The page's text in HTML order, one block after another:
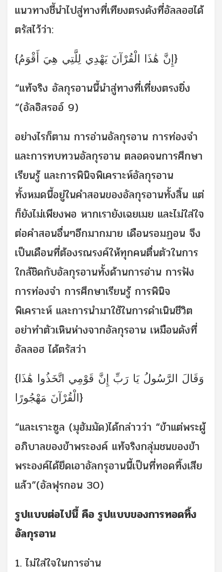
แนวทางชี้นำไปสู่ทางที่เทียงตรงดังที่อัลลอฮได้
ตรัสไว้ว่า:
{إِنَّ هَٰذَا الْقُرْآنَ يَهْدِي لِلَّتِي هِيَ أَقْوَمُ}
“แท้จริง อัลกุรอานนี้นำสู่ทางที่เที่ยงตรงยิ่ง
“(อัลอิสรออ์ 9)
อย่างไรก็ตาม การอ่านอัลกุรอาน การท่องจำ
และการทบทวนอัลกุรอาน ตลอดจนการศึกษา
เรียนรู้ และการพินิจพิเคราะห์อัลกุรอาน
ทั้งหมดนี้อยู่ในคำสอนของอัลกุรอานทั้งสิ้น แต่
ก็ยังไม่เพียงพอ หากเรายังเฉยเมย และไม่ใส่ใจ
ต่อคำสอนอื่นๆอีกมากมาย เดือนรอมฏอน จึง
เป็นเดือนที่ต้องรณรงค์ให้ทุกคนตื่นตัวในการ
ใกล้ชิดกับอัลกุรอานทั้งด้านการอ่าน การฟัง
การท่องจำ การศึกษาเรียนรู้ การพินิจ
พิเคราะห์ และการนำมาใช้ในการดำเนินชีวิต
อย่าทำตัวเหินห่างจากอัลกุรอาน เหมือนดังที่
อัลลอฮ ได้ตรัสว่า
{وَقَالَ الرَّسُولُ يَا رَبِّ إِنَّ قَوْمِي اتَّخَذُوا هَٰذَا
الْقُرْآنَ مَهْجُورًا}
“และเราะซูล (มุฮัมมัด)ได้กล่าวว่า “ข้าแต่พระผู้
อภิบาลของข้าพระองค์ แท้จริงกลุ่มชนของข้า
พระองค์ได้ยึดเอาอัลกรุอานนี้เป็นที่ทอดทิ้งเสีย
แล้ว”(อัลฟุรกอน 30)
รูปแบบต่อไปนี้ คือ รูปแบบของการทอดทิ้ง
อัลกุรอาน
1. ไม่ใส่ใจในการอ่าน